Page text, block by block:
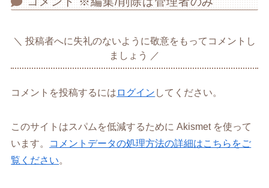
投稿者へに失礼のないように敬意をもってコメントし
ましょう
コメントを投稿するには ログイン してください。
このサイトはスパムを低減するために Akismet を使って
います。
コメントデータの処理方法の詳細はこちらをご
覧ください。